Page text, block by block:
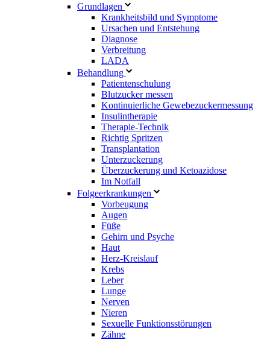
Grundlagen
Krankheitsbild und Symptome
Ursachen und Entstehung
Diagnose
Verbreitung
LADA
Behandlung
Patientenschulung
Blutzucker messen
Kontinuierliche Gewebezuckermessung
Insulintherapie
Therapie-Technik
Richtig Spritzen
Transplantation
Unterzuckerung
Überzuckerung und Ketoazidose
Im Notfall
Folgeerkrankungen
Vorbeugung
Augen
Füße
Gehirn und Psyche
Haut
Herz-Kreislauf
Krebs
Leber
Lunge
Nerven
Nieren
Sexuelle Funktionsstörungen
Zähne